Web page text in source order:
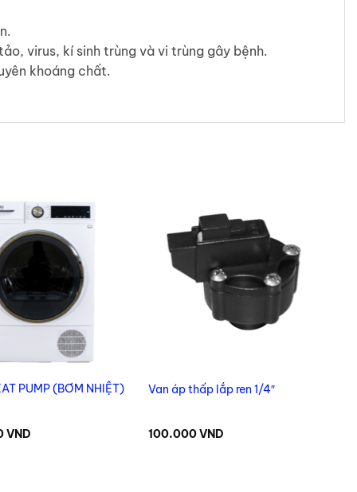
virus, kí sinh trùng và vi trùng gây bệnh.
khoáng chất.
PUMP (BƠM NHIỆT)
VND
Van áp thấp lắp ren 1/4″
100.000VND